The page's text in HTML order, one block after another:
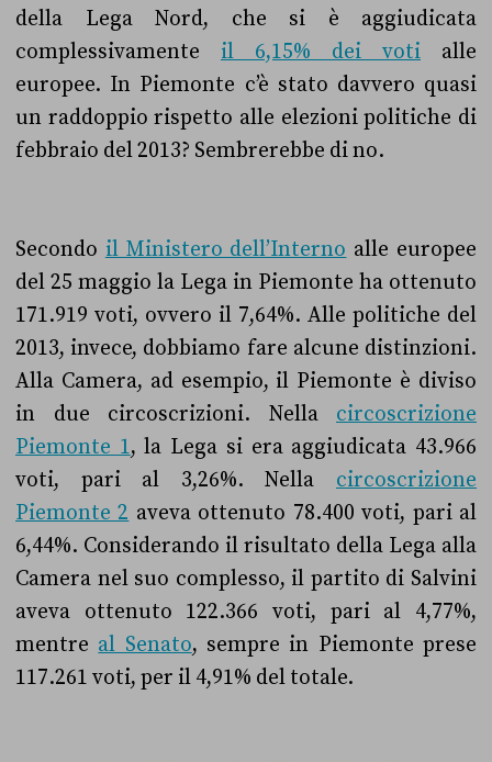
della Lega Nord, che si è aggiudicata
complessivamente il 6,15% dei voti alle
europee. In Piemonte c’è stato davvero quasi
un raddoppio rispetto alle elezioni politiche di
febbraio del 2013? Sembrerebbe di no.
Secondo il Ministero dell’Interno alle europee
del 25 maggio la Lega in Piemonte ha ottenuto
171.919 voti, ovvero il 7,64%. Alle politiche del
2013, invece, dobbiamo fare alcune distinzioni.
Alla Camera, ad esempio, il Piemonte è diviso
in due circoscrizioni. Nella circoscrizione
Piemonte 1, la Lega si era aggiudicata 43.966
voti, pari al 3,26%. Nella circoscrizione
Piemonte 2 aveva ottenuto 78.400 voti, pari al
6,44%. Considerando il risultato della Lega alla
Camera nel suo complesso, il partito di Salvini
aveva ottenuto 122.366 voti, pari al 4,77%,
mentre al Senato, sempre in Piemonte prese
117.261 voti, per il 4,91% del totale.